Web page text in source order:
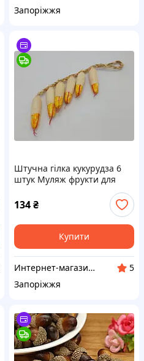
Запоріжжя
Штучна гілка кукурудза 6
штук Муляж фрукти для
134₴
Купити
Интернет-магазин IKA
5
Запоріжжя